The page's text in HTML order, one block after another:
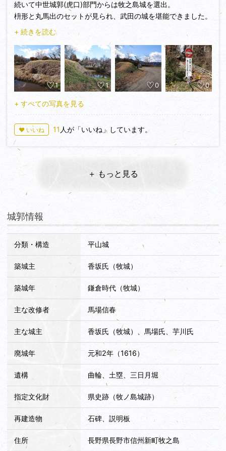
続いて中世城郭(虎口)部門からは牧之島城を選出。
枡形と丸馬出のセットが見られ、武田の城を堪能できました。
城は整備されているので季節関係なく楽しめそうです。篠ノ井
駅から本数の少ないバスで向かったのですが乗客はほぼゼロ。
緊急事態宣言が発令される前のことなので本当に利用者が少な
いのでしょう。公共交通機関で廻っている方はコロナが収まっ
たらお早めに。
+ 続きを読む
1 1 0 0
+ すべての写真を見る
♥ いいね 11 人が「いいね」しています。
＋ もっと見る
城郭情報
分類・構造 平山城
築城主 香坂氏（牧城）
築城年 鎌倉時代（牧城）
主な改修者 馬場信春
主な城主 香坂氏（牧城）、馬場氏、芋川氏
廃城年 元和2年（1616）
遺構 曲輪、土塁、三日月堀
指定文化財 県史跡（牧ノ島城跡）
再建造物 石碑、説明板
住所 長野県長野市信州新町牧之島